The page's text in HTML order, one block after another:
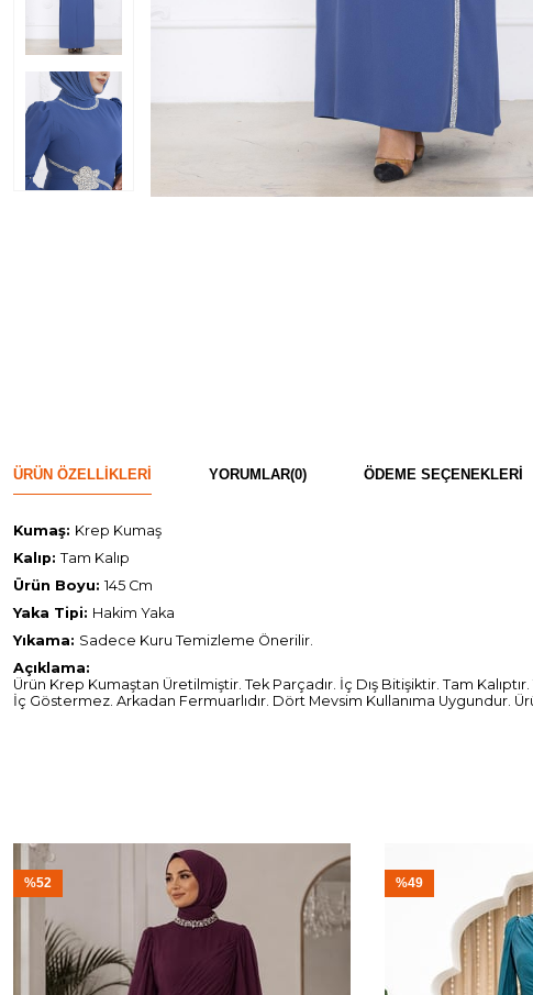
ÜRÜN ÖZELLIKLERI YORUMLAR(0) ÖDEME SEÇENEKLERI
Kumaş: Krep Kumaş
Kalıp: Tam Kalıp
Ürün Boyu: 145 Cm
Yaka Tipi: Hakim Yaka
Yıkama: Sadece Kuru Temizleme Önerilir.
Açıklama:
Ürün Krep Kumaştan Üretilmiştir. Tek Parçadır. İç Dış Bitişiktir. Tam
İç Göstermez. Arkadan Fermuarlıdır. Dört Mevsim Kullanıma Uygundur.
%52 %49